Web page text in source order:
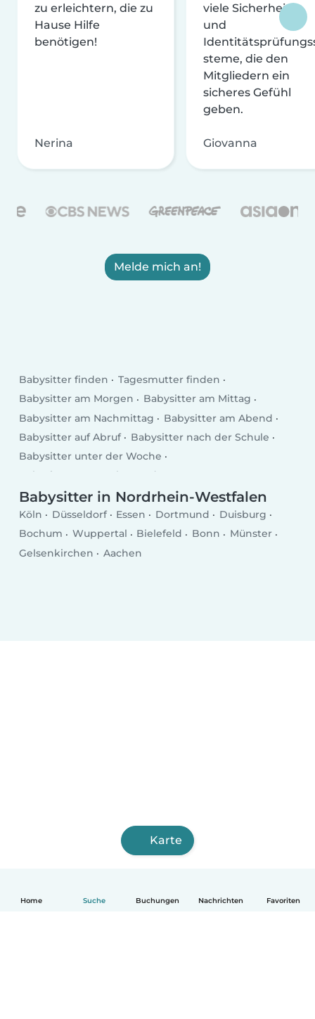
Home Suche Buchungen Nachrichten Favoriten
zu erleichtern, die zu
Hause Hilfe
benötigen!
Nerina
viele Sicherheits-
und
steme, die den
Mitgliedern ein
sicheres Gefühl
geben.
Giovanna
Melde mich an!
Babysitter finden
Tagesmutter finden
Babysitter am Morgen
Babysitter am Mittag
Babysitter am Nachmittag
Babysitter am Abend
Babysitter auf Abruf
Babysitter nach der Schule
Babysitter unter der Woche
Babysitter am Wochenende
Babysitter in Nordrhein-Westfalen
Köln Düsseldorf Essen Dortmund
Duisburg
Bochum
Wuppertal Bielefeld Bonn
Münster
Gelsenkirchen
Aachen
Karte